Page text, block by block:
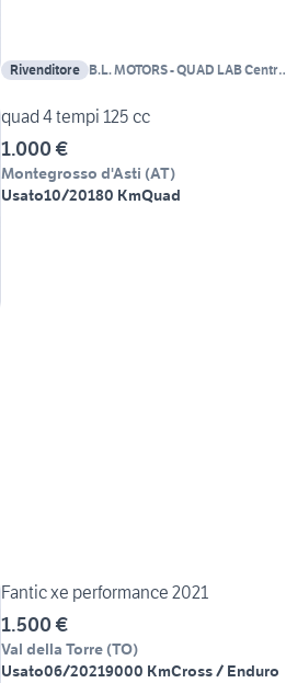
Rivenditore B.L. MOTORS - QUAD LAB Centro
quad 4 tempi 125 cc
1.000 €
Montegrosso d'Asti (AT)
Usato10/20180 KmQuad
Fantic xe performance 2021
1.500 €
Val della Torre (TO)
Usato06/20219000 KmCross / Enduro